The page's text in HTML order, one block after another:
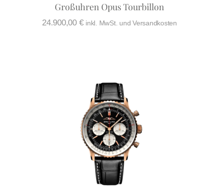
Großuhren Opus Tourbillon
24.900,00 € inkl. MwSt. und Versandkosten